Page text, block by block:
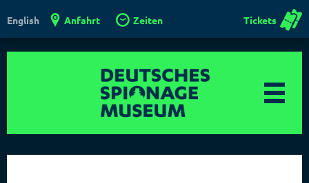
English Anfahrt Zeiten Tickets